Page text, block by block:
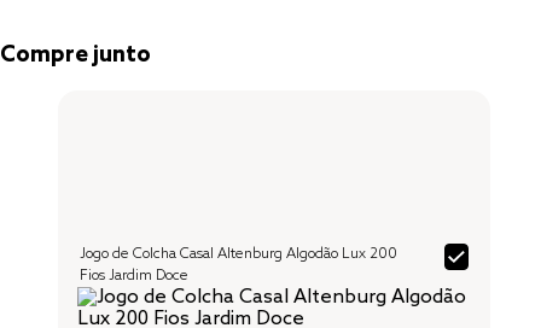
Compre junto
Jogo de Colcha Casal Altenburg Algodão Lux 200
Fios Jardim Doce